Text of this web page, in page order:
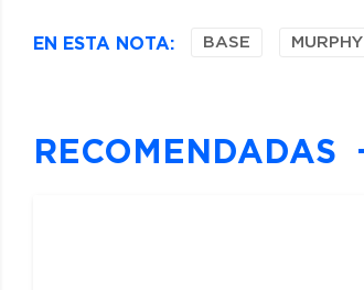
EN ESTA NOTA: BASE MURPHY
RECOMENDADAS